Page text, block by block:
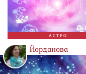
АСТРО
Йорданова